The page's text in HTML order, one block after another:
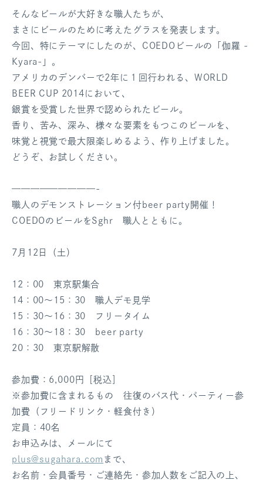
そんなビールが大好きな職人たちが、
まさにビールのために考えたグラスを発表します。
今回、特にテーマにしたのが、COEDOビールの「伽羅 -
Kyara-」。
アメリカのデンバーで2年に１回行われる、WORLD
BEER CUP 2014において、
銀賞を受賞した世界で認められたビール。
香り、苦み、深み、様々な要素をもつこのビールを、
味覚と視覚で最大限楽しめるよう、作り上げました。
どうぞ、お試しください。
—————————-
職人のデモンストレーション付beer party開催！
COEDOのビールをSghr 職人とともに。
7月12日（土）
12：00 東京駅集合
14：00～15：30 職人デモ見学
15：30～16：30 フリータイム
16：30～18：30 beer party
20：30 東京駅解散
参加費：6,000円［税込］
※参加費に含まれるもの 往復のバス代・パーティー参
加費（フリードリンク・軽食付き）
定員：40名
お申込みは、メールにて
plus@sugahara.com まで、
お名前・会員番号・ご連絡先・参加人数をご記入の上、